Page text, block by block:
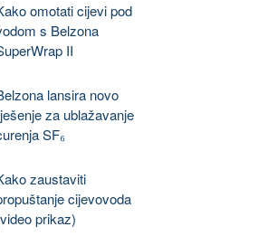
omotati cijevi pod
s Belzona
II
lansira novo
za ublažavanje
SF₆
zaustaviti
cijevovoda
prikaz)